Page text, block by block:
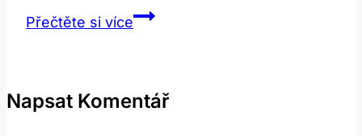
Přečtěte si víceArt:
a
Napsat Komentář